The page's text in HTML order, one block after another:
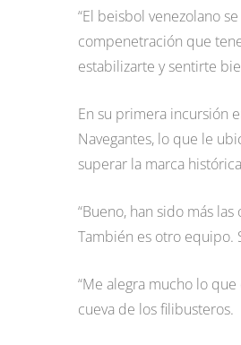
“El beisbol venezolano
compenetración que
estabilizarte y sentirte
En su primera incursión
Navegantes, lo que le
superar la marca
“Bueno, han sido más
También es otro equipo.
“Me alegra mucho lo
cueva de los filibusteros.